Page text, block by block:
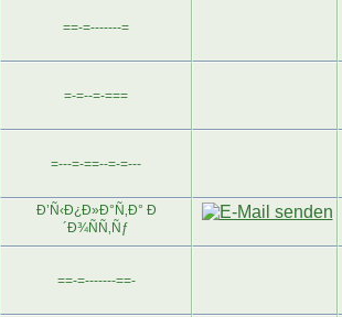
==-=-------=
=-=--=-===
=---=-==--=-=---
Ð’Ñ‹Ð¿Ð»Ð°Ñ‚Ð° Ð
´Ð¾ÑÑ‚Ñƒ
==-=-------==-